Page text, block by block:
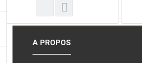
A PROPOS